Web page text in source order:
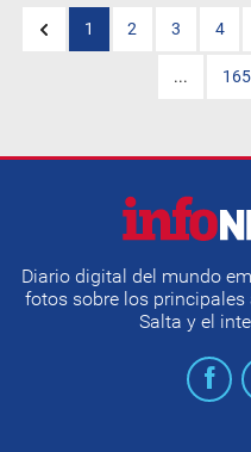
1 2 3 4
... 165
Diario digital del mundo
fotos sobre los
Salta y el